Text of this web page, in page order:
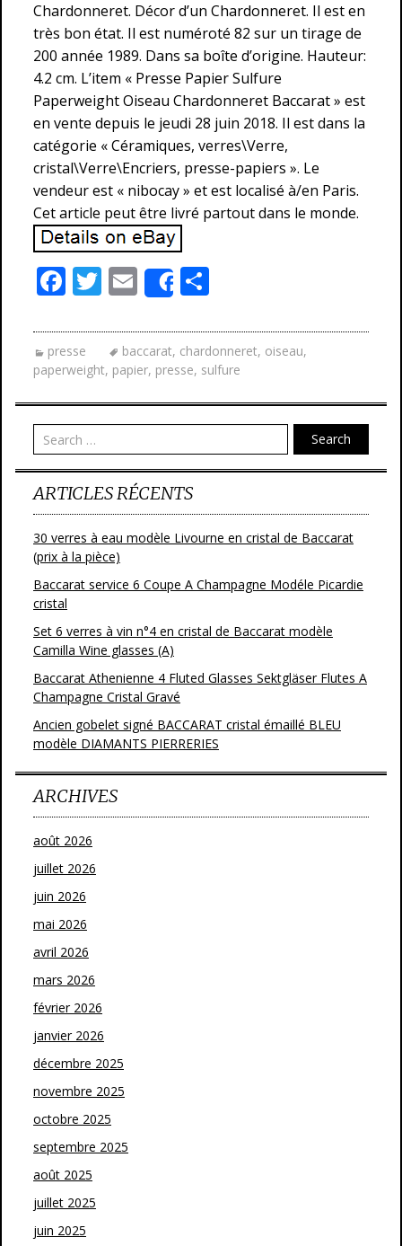
Chardonneret. Décor d’un Chardonneret. Il est en
très bon état. Il est numéroté 82 sur un tirage de
200 année 1989. Dans sa boîte d’origine. Hauteur:
4.2 cm. L’item « Presse Papier Sulfure
Paperweight Oiseau Chardonneret Baccarat » est
en vente depuis le jeudi 28 juin 2018. Il est dans la
catégorie « Céramiques, verres\Verre,
cristal\Verre\Encriers, presse-papiers ». Le
vendeur est « nibocay » et est localisé à/en Paris.
Cet article peut être livré partout dans le monde.
F
e
b
o
o
k
T
itt
er
E
m
ai
l
Share
ta
g
er
presse baccarat, chardonneret, oiseau,
paperweight, papier, presse, sulfure
Search
ARTICLES RÉCENTS
30 verres à eau modèle Livourne en cristal de Baccarat
(prix à la pièce)
Baccarat service 6 Coupe A Champagne Modéle Picardie
cristal
Set 6 verres à vin n°4 en cristal de Baccarat modèle
Camilla Wine glasses (A)
Baccarat Athenienne 4 Fluted Glasses Sektgläser Flutes A
Champagne Cristal Gravé
Ancien gobelet signé BACCARAT cristal émaillé BLEU
modèle DIAMANTS PIERRERIES
ARCHIVES
août 2026
juillet 2026
juin 2026
mai 2026
avril 2026
mars 2026
février 2026
janvier 2026
décembre 2025
novembre 2025
octobre 2025
septembre 2025
août 2025
juillet 2025
juin 2025